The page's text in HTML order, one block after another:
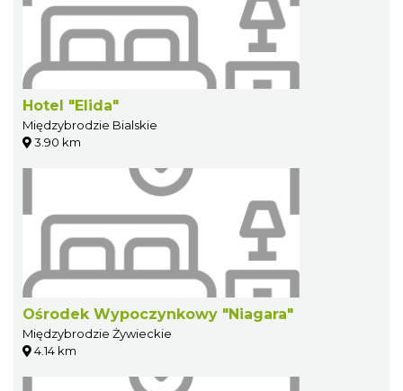
Hotel "Elida"
Międzybrodzie Bialskie
3.90 km
Ośrodek Wypoczynkowy "Niagara"
Międzybrodzie Żywieckie
4.14 km